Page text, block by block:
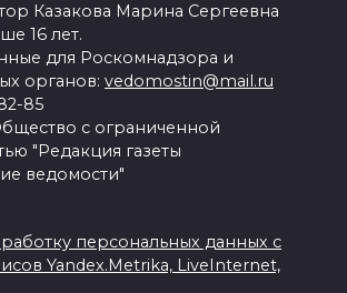
Казакова Марина Сергеевна
16 лет.
для Роскомнадзора и
органов: vedomostin@mail.ru
85
с ограниченной
"Редакция газеты
ведомости"
персональных данных с
Yandex.Metrika, LiveInternet,